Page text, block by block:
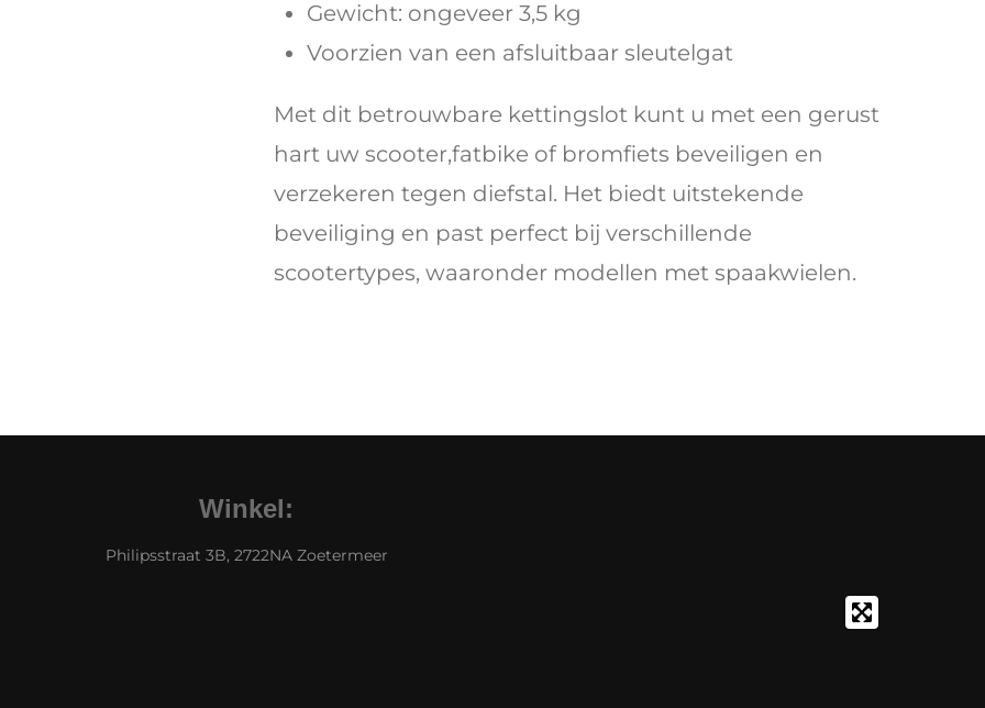
Gewicht: ongeveer 3,5 kg
Voorzien van een afsluitbaar sleutelgat
Met dit betrouwbare kettingslot kunt u met een gerust
hart uw scooter,fatbike of bromfiets beveiligen en
verzekeren tegen diefstal. Het biedt uitstekende
beveiliging en past perfect bij verschillende
scootertypes, waaronder modellen met spaakwielen.
Winkel:
Philipsstraat 3B, 2722NA Zoetermeer